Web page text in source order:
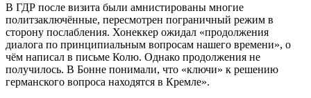
В ГДР после визита были амнистированы многие
политзаключённые, пересмотрен пограничный режим в
сторону послабления. Хонеккер ожидал «продолжения
диалога по принципиальным вопросам нашего времени», о
чём написал в письме Колю. Однако продолжения не
получилось. В Бонне понимали, что «ключи» к решению
германского вопроса находятся в Кремле».